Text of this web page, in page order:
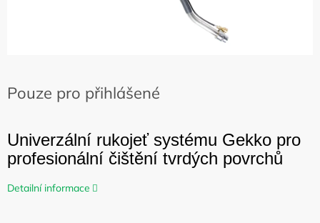
Pouze pro přihlášené
Univerzální rukojeť systému Gekko pro
profesionální čištění tvrdých povrchů
Detailní informace